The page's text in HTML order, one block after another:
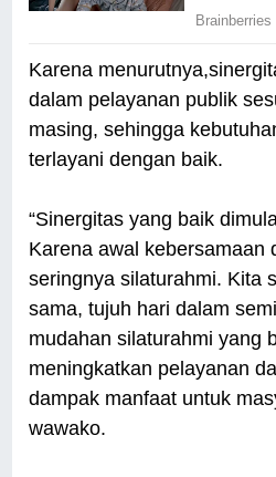
Karena
dalam pelayanan publik
masing, sehingga
terlayani dengan baik.
“Sinergitas yang baik
Karena awal kebersamaan
seringnya silaturahmi. Kita
sama, tujuh hari dalam
mudahan silaturahmi yang
meningkatkan pelayanan
dampak manfaat untuk
wawako.